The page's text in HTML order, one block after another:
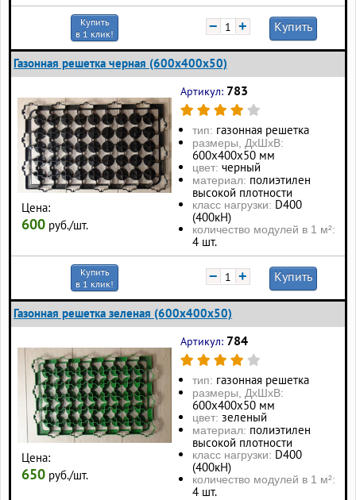
Купить
в 1 клик!
− + Купить
Газонная решетка черная (600х400х50)
Цена:
600 руб./шт.
Артикул: 783
тип: газонная решетка
размеры, ДхШхВ:
600х400х50 мм
цвет: черный
материал: полиэтилен
высокой плотности
класс нагрузки: D400
(400кН)
количество модулей в 1 м²:
4 шт.
Купить
в 1 клик!
− + Купить
Газонная решетка зеленая (600х400х50)
Цена:
650 руб./шт.
Артикул: 784
тип: газонная решетка
размеры, ДхШхВ:
600х400х50 мм
цвет: зеленый
материал: полиэтилен
высокой плотности
класс нагрузки: D400
(400кН)
количество модулей в 1 м²:
4 шт.